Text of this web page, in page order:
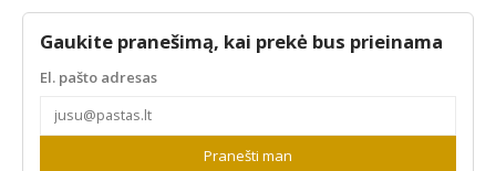
Gaukite pranešimą, kai prekė bus prieinama
El. pašto adresas
Pranešti man